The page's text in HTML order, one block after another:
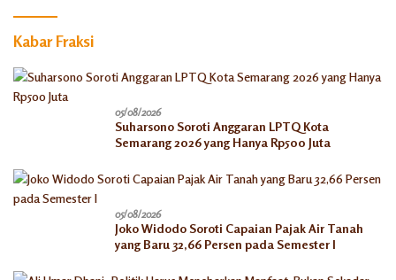
Kabar Fraksi
05/08/2026
Suharsono Soroti Anggaran LPTQ Kota
Semarang 2026 yang Hanya Rp500 Juta
05/08/2026
Joko Widodo Soroti Capaian Pajak Air Tanah
yang Baru 32,66 Persen pada Semester I